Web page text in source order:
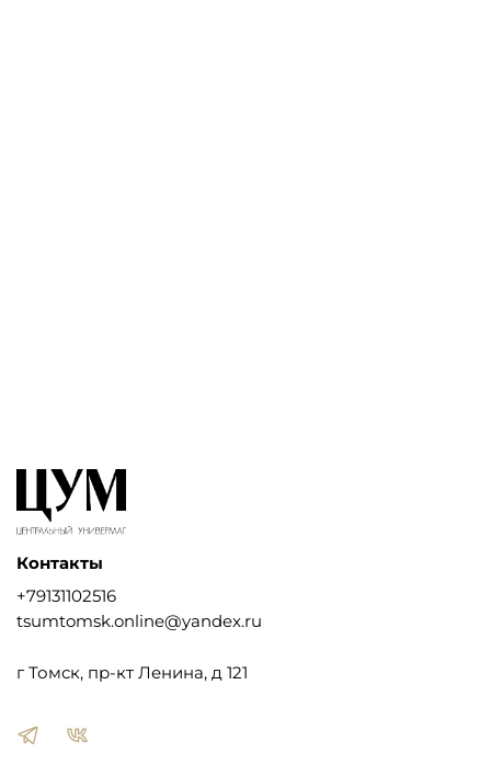
Контакты
+79131102516
tsumtomsk.online@yandex.ru
г Томск, пр-кт Ленина, д 121